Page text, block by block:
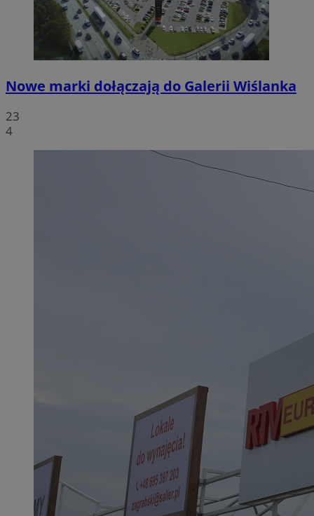
Nowe marki dołączają do Galerii Wiślanka
23
4